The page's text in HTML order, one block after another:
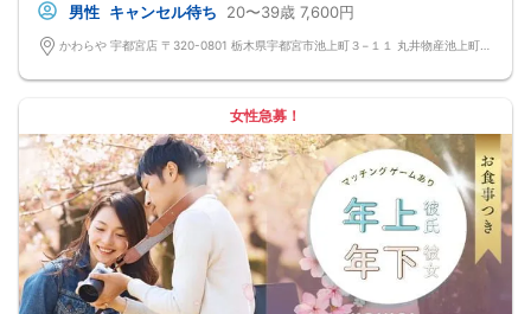
男性 キャンセル待ち 20〜39歳 7,600円
女性急募！